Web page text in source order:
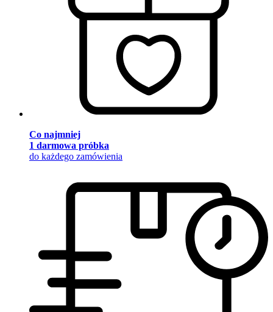
Co najmniej
1 darmowa próbka
do każdego zamówienia